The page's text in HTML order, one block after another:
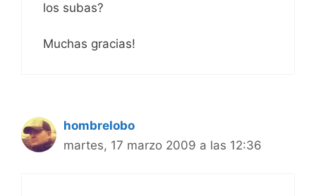
los subas?
Muchas gracias!
hombrelobo
martes, 17 marzo 2009 a las 12:36